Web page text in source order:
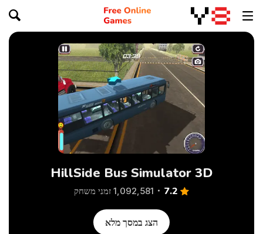
HillSide Bus Simulator 3D
7.2 1,092,581 זמני משחק
הצג במסך מלא